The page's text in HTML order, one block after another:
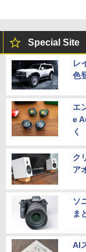
Special Site
レ
色
エ
e
く
ク
ア
ソ
ま
AI